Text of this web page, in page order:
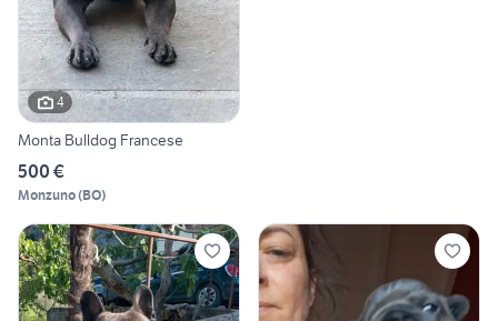
4
Monta Bulldog Francese
500 €
Monzuno(BO)